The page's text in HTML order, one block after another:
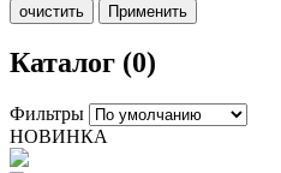
очистить
Применить
Каталог (0)
Фильтры
НОВИНКА